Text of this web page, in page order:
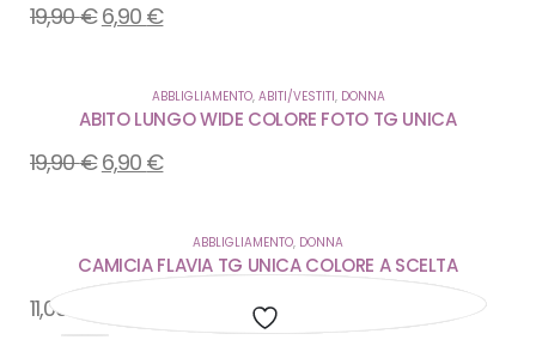
19,90€ 6,90 €
ABBLIGLIAMENTO, ABITI/VESTITI, DONNA
ABITO LUNGO WIDE COLORE FOTO TG UNICA
19,90€ 6,90 €
ABBLIGLIAMENTO, DONNA
CAMICIA FLAVIA TG UNICA COLORE A SCELTA
11,00